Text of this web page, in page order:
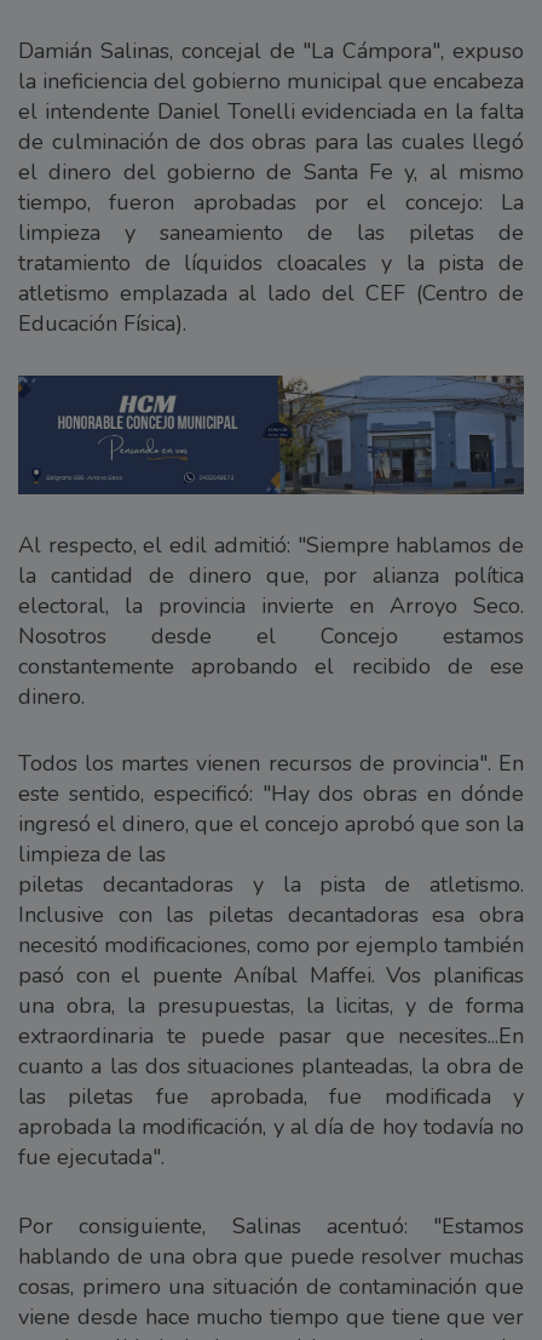
Damián Salinas, concejal de "La Cámpora", expuso
la ineficiencia del gobierno municipal que encabeza
el intendente Daniel Tonelli evidenciada en la falta
de culminación de dos obras para las cuales llegó
el dinero del gobierno de Santa Fe y, al mismo
tiempo, fueron aprobadas por el concejo: La
limpieza y saneamiento de las piletas de
tratamiento de líquidos cloacales y la pista de
atletismo emplazada al lado del CEF (Centro de
Educación Física).
Al respecto, el edil admitió: "Siempre hablamos de
la cantidad de dinero que, por alianza política
electoral, la provincia invierte en Arroyo Seco.
Nosotros desde el Concejo estamos
constantemente aprobando el recibido de ese
dinero.
Todos los martes vienen recursos de provincia". En
este sentido, especificó: "Hay dos obras en dónde
ingresó el dinero, que el concejo aprobó que son la
limpieza de las
piletas decantadoras y la pista de atletismo.
Inclusive con las piletas decantadoras esa obra
necesitó modificaciones, como por ejemplo también
pasó con el puente Aníbal Maffei. Vos planificas
una obra, la presupuestas, la licitas, y de forma
extraordinaria te puede pasar que necesites...En
cuanto a las dos situaciones planteadas, la obra de
las piletas fue aprobada, fue modificada y
aprobada la modificación, y al día de hoy todavía no
fue ejecutada".
Por consiguiente, Salinas acentuó: "Estamos
hablando de una obra que puede resolver muchas
cosas, primero una situación de contaminación que
viene desde hace mucho tiempo que tiene que ver